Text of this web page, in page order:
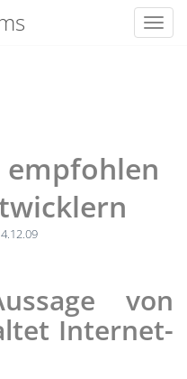
von
Internet-